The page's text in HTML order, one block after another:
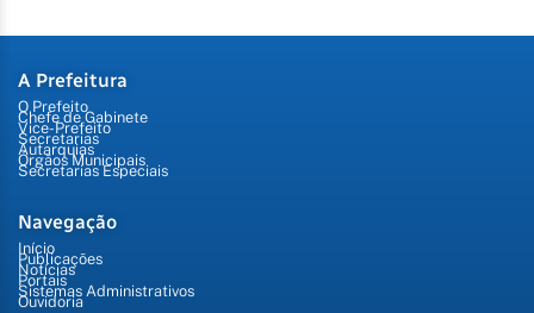
A Prefeitura
O Prefeito
Chefe de Gabinete
Vice-Prefeito
Secretarias
Autarquias
Órgãos Municipais
Secretarias Especiais
Navegação
Início
Publicações
Notícias
Portais
Sistemas Administrativos
Ouvidoria